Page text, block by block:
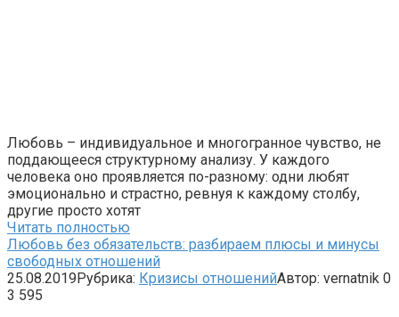
Любовь – индивидуальное и многогранное чувство, не
поддающееся структурному анализу. У каждого
человека оно проявляется по-разному: одни любят
эмоционально и страстно, ревнуя к каждому столбу,
другие просто хотят
Читать полностью
Любовь без обязательств: разбираем плюсы и минусы
свободных отношений
25.08.2019Рубрика: Кризисы отношенийАвтор: vernatnik 0
3 595